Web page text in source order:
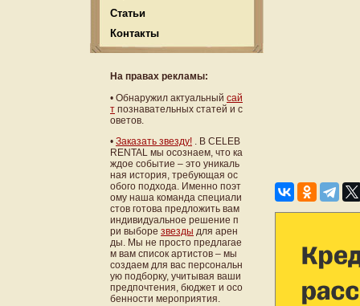
Статьи
Контакты
На правах рекламы:
• Обнаружил актуальный сай
т познавательных статей и с
оветов.
• Заказать звезду! . В CELEB
RENTAL мы осознаем, что ка
ждое событие – это уникаль
ная история, требующая ос
обого подхода. Именно поэт
ому наша команда специали
стов готова предложить вам
индивидуальное решение п
ри выборе звезды для арен
ды. Мы не просто предлагае
м вам список артистов – мы
создаем для вас персональн
ую подборку, учитывая ваши
предпочтения, бюджет и осо
бенности мероприятия.